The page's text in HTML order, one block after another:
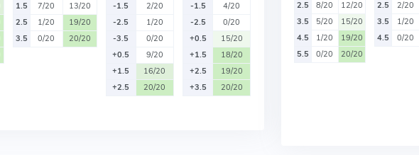
1.5
7/20
13/20
2.5
1/20
19/20
3.5
0/20 20/20
-1.5
2/20
-2.5
1/20
-3.5
0/20
+0.5
9/20
+1.5
16/20
+2.5
20/20
-1.5
4/20
-2.5
0/20
+0.5
15/20
+1.5
18/20
+2.5
19/20
+3.5
20/20
2.5
8/20
12/20
3.5
5/20
15/20
4.5
1/20
19/20
5.5
0/20 20/20
2.5
2/20
3.5
1/20
4.5
0/20